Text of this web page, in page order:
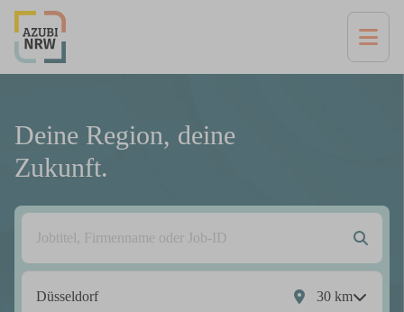
Deine Region, deine
Zukunft.
30 km